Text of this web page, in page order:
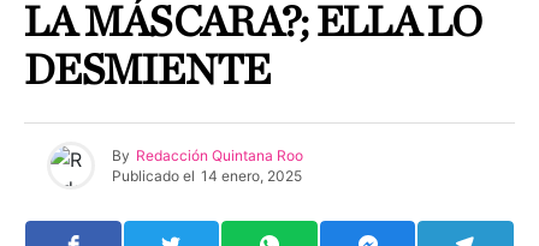
LA MÁSCARA?; ELLA LO
DESMIENTE
By Redacción Quintana Roo
Publicado el 14 enero, 2025